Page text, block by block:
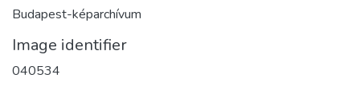
Budapest-képarchívum
Image identifier
040534